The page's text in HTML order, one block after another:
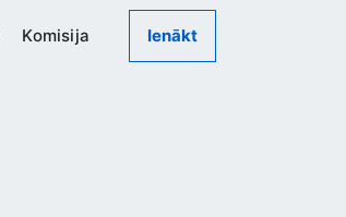
Komisija Ienākt